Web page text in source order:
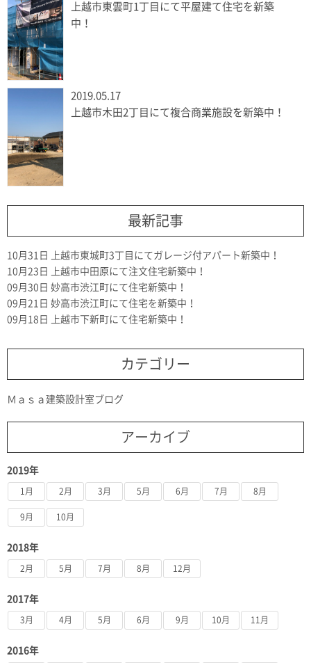
上越市東雲町1丁目にて平屋建て住宅を新築
中！
2019.05.17
上越市木田2丁目にて複合商業施設を新築中！
最新記事
10月31日
上越市東城町3丁目にてガレージ付アパート新築中！
10月23日
上越市中田原にて注文住宅新築中！
09月30日 妙高市渋江町にて住宅新築中！
09月21日 妙高市渋江町にて住宅を新築中！
09月18日
上越市下新町にて住宅新築中！
カテゴリー
Ｍａｓａ建築設計室ブログ
アーカイブ
2019年
1月 2月 3月 5月 6月 7月 8月
9月 10月
2018年
2月 5月 7月 8月 12月
2017年
3月 4月 5月 6月 9月 10月 11月
2016年